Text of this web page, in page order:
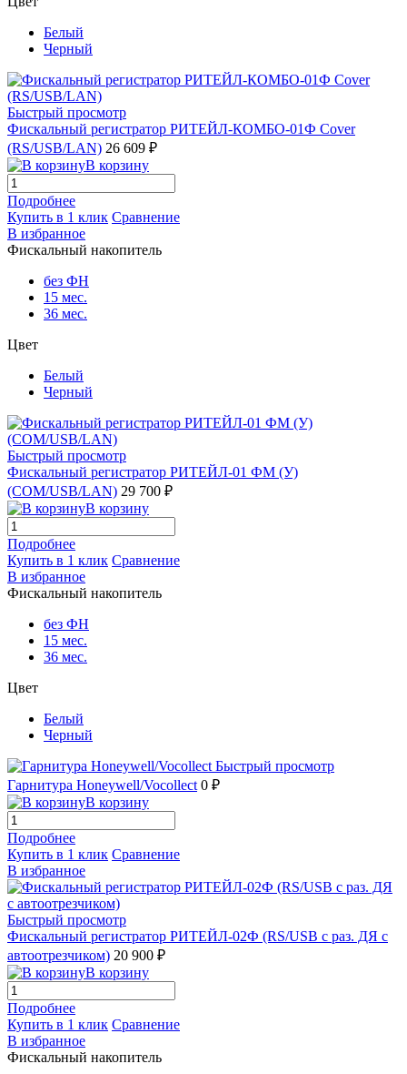
Белый
Черный
Быстрый просмотр
Фискальный регистратор РИТЕЙЛ-КОМБО-01Ф Cover
(RS/USB/LAN) 26 609 ₽
В корзину
Подробнее
Купить в 1 клик Сравнение
В избранное
Фискальный накопитель
без ФН
15 мес.
36 мес.
Цвет
Белый
Черный
Быстрый просмотр
Фискальный регистратор РИТЕЙЛ-01 ФМ (У)
(COM/USB/LAN) 29 700 ₽
В корзину
Подробнее
Купить в 1 клик Сравнение
В избранное
Фискальный накопитель
без ФН
15 мес.
36 мес.
Цвет
Белый
Черный
Быстрый просмотр
Гарнитура Honeywell/Vocollect 0 ₽
В корзину
Подробнее
Купить в 1 клик Сравнение
В избранное
Быстрый просмотр
Фискальный регистратор РИТЕЙЛ-02Ф (RS/USB с раз. ДЯ с
автоотрезчиком) 20 900 ₽
В корзину
Подробнее
Купить в 1 клик Сравнение
В избранное
Фискальный накопитель